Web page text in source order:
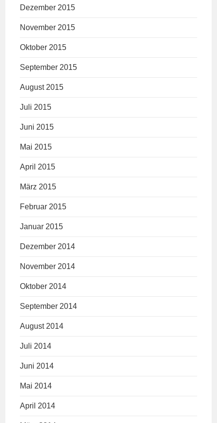
Dezember 2015
November 2015
Oktober 2015
September 2015
August 2015
Juli 2015
Juni 2015
Mai 2015
April 2015
März 2015
Februar 2015
Januar 2015
Dezember 2014
November 2014
Oktober 2014
September 2014
August 2014
Juli 2014
Juni 2014
Mai 2014
April 2014